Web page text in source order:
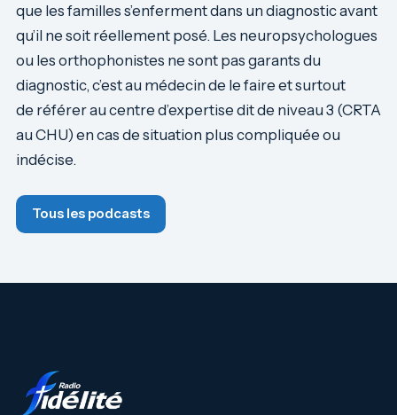
que les familles s’enferment dans un diagnostic avant
qu’il ne soit réellement posé. Les neuropsychologues
ou les orthophonistes ne sont pas garants du
diagnostic, c’est au médecin de le faire et surtout
de référer au centre d’expertise dit de niveau 3 (CRTA
au CHU) en cas de situation plus compliquée ou
indécise.
Tous les podcasts